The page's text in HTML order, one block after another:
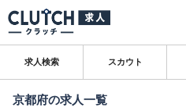
求人検索 スカウト
京都府の求人一覧